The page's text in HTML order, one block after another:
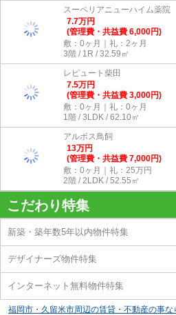
スーペリアニューハイム薬院
7.7万円
(管理費・共益費 6,000円)
敷：0ヶ月｜礼：2ヶ月
3階 / 1R / 32.59㎡
レピュート柴田
7.5万円
(管理費・共益費 3,000円)
敷：0ヶ月｜礼：0ヶ月
1階 / 3LDK / 62.10㎡
アルボス鳥飼
13万円
(管理費・共益費 7,000円)
敷：0ヶ月｜礼：25万円
2階 / 2LDK / 52.55㎡
こだわり特集
新築・築年数5年以内物件特集
デザイナーズ物件特集
インターネット無料物件特集
福岡市・久留米市周辺の賃貸・不動産の事な